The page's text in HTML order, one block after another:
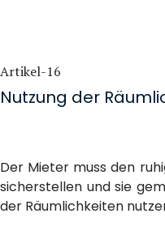
Artikel-16
Nutzung der
Der Mieter muss den
sicherstellen und sie
der Räumlichkeiten